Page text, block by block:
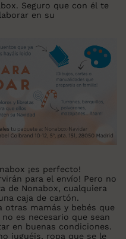
Seguro que con él te
en su
¡es perfecto!
para el envío! Pero no
de Nonabox, cualquiera
caja de cartón.
otras mamás y bebés que
es necesario que sean
en buenas condiciones.
juguéis, ropa que se le